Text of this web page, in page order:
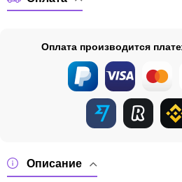
Описание
Оплата производится